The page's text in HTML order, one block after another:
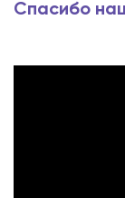
Спасибо